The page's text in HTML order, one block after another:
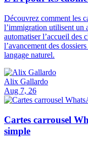
Découvrez comment les
l’immigration utilisent un
automatiser l’accueil des
l’avancement des
langage naturel.
Alix Gallardo
Aug 7, 26
Cartes carrousel
simple